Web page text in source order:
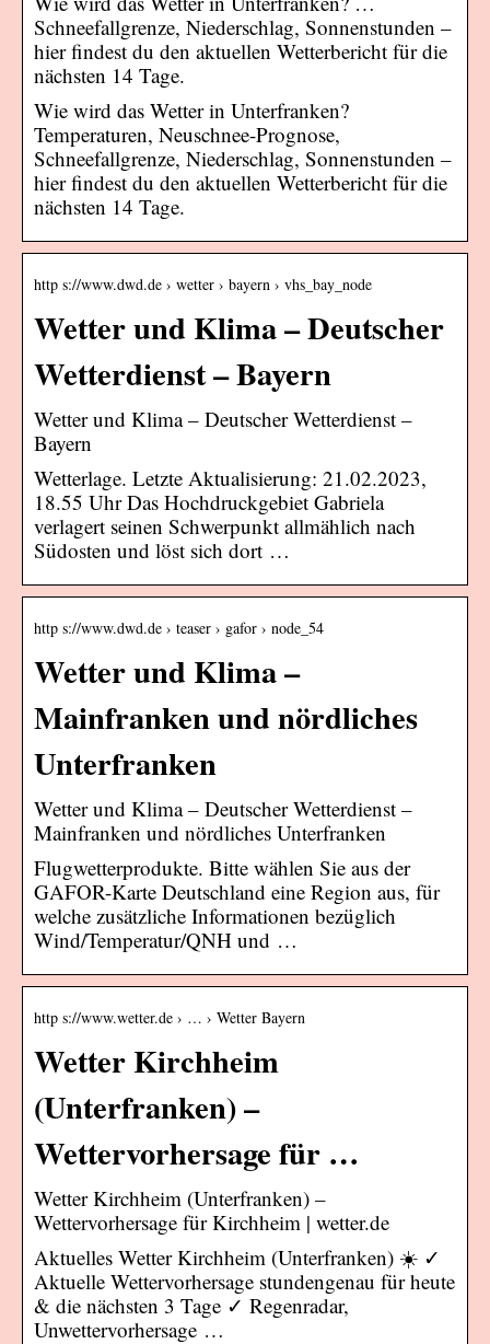
Schneefallgrenze, Niederschlag, Sonnenstunden –
hier findest du den aktuellen Wetterbericht für die
nächsten 14 Tage.
Wie wird das Wetter in Unterfranken?
Temperaturen, Neuschnee-Prognose,
Schneefallgrenze, Niederschlag, Sonnenstunden –
hier findest du den aktuellen Wetterbericht für die
nächsten 14 Tage.
http s://www.dwd.de › wetter › bayern › vhs_bay_node
Wetter und Klima – Deutscher
Wetterdienst – Bayern
Wetter und Klima – Deutscher Wetterdienst –
Bayern
Wetterlage. Letzte Aktualisierung: 21.02.2023,
18.55 Uhr Das Hochdruckgebiet Gabriela
verlagert seinen Schwerpunkt allmählich nach
Südosten und löst sich dort …
http s://www.dwd.de › teaser › gafor › node_54
Wetter und Klima –
Mainfranken und nördliches
Unterfranken
Wetter und Klima – Deutscher Wetterdienst –
Mainfranken und nördliches Unterfranken
Flugwetterprodukte. Bitte wählen Sie aus der
GAFOR-Karte Deutschland eine Region aus, für
welche zusätzliche Informationen bezüglich
Wind/Temperatur/QNH und …
http s://www.wetter.de › … › Wetter Bayern
Wetter Kirchheim
(Unterfranken) –
Wettervorhersage für …
Wetter Kirchheim (Unterfranken) –
Wettervorhersage für Kirchheim | wetter.de
Aktuelles Wetter Kirchheim (Unterfranken) ☀️ ✓
Aktuelle Wettervorhersage stundengenau für heute
& die nächsten 3 Tage ✓ Regenradar,
Unwettervorhersage …